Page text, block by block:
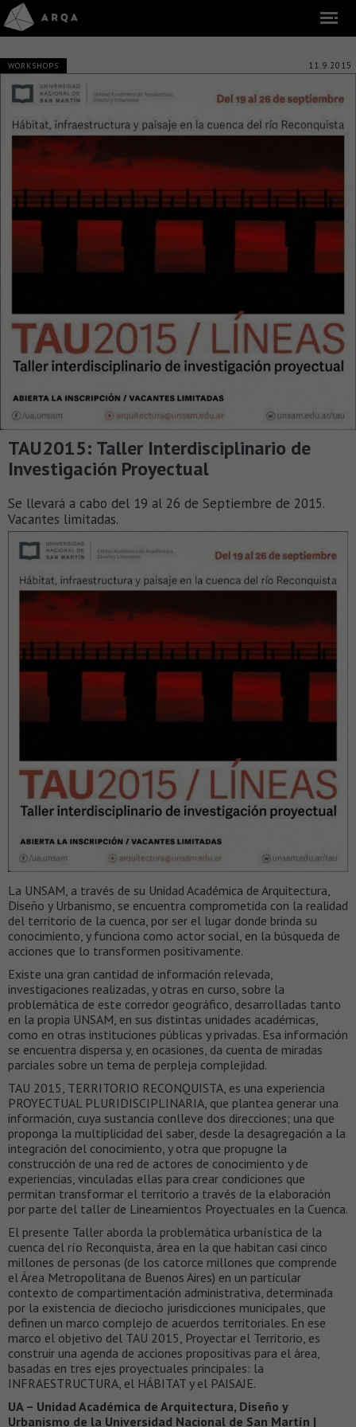
WORKSHOPS 11.9.2015
TAU2015: Taller Interdisciplinario de
Investigación Proyectual
Se llevará a cabo del 19 al 26 de Septiembre de 2015.
Vacantes limitadas.
La UNSAM, a través de su Unidad Académica de Arquitectura,
Diseño y Urbanismo, se encuentra comprometida con la realidad
del territorio de la cuenca, por ser el lugar donde brinda su
conocimiento, y funciona como actor social, en la búsqueda de
acciones que lo transformen positivamente.
Existe una gran cantidad de información relevada,
investigaciones realizadas, y otras en curso, sobre la
problemática de este corredor geográfico, desarrolladas tanto
en la propia UNSAM, en sus distintas unidades académicas,
como en otras instituciones públicas y privadas. Esa información
se encuentra dispersa y, en ocasiones, da cuenta de miradas
parciales sobre un tema de perpleja complejidad.
TAU 2015, TERRITORIO RECONQUISTA, es una experiencia
PROYECTUAL PLURIDISCIPLINARIA, que plantea generar una
información, cuya sustancia conlleve dos direcciones; una que
proponga la multiplicidad del saber, desde la desagregación a la
integración del conocimiento, y otra que propugne la
construcción de una red de actores de conocimiento y de
experiencias, vinculadas ellas para crear condiciones que
permitan transformar el territorio a través de la elaboración
por parte del taller de Lineamientos Proyectuales en la Cuenca.
El presente Taller aborda la problemática urbanística de la
cuenca del río Reconquista, área en la que habitan casi cinco
millones de personas (de los catorce millones que comprende
el Área Metropolitana de Buenos Aires) en un particular
contexto de compartimentación administrativa, determinada
por la existencia de dieciocho jurisdicciones municipales, que
definen un marco complejo de acuerdos territoriales. En ese
marco el objetivo del TAU 2015, Proyectar el Territorio, es
construir una agenda de acciones propositivas para el área,
basadas en tres ejes proyectuales principales: la
INFRAESTRUCTURA, el HÁBITAT y el PAISAJE.
UA – Unidad Académica de Arquitectura, Diseño y
Urbanismo de la Universidad Nacional de San Martín |